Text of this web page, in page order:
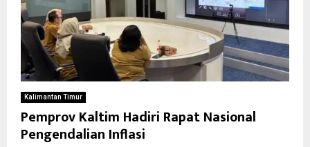
Kalimantan Timur
Pemprov Kaltim Hadiri Rapat Nasional
Pengendalian Inflasi